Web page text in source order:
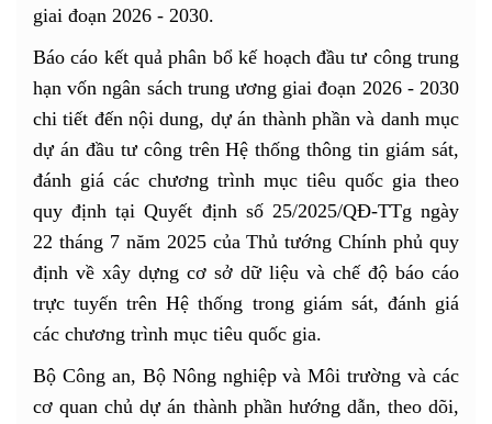
giai đoạn 2026 - 2030.
Báo cáo kết quả phân bổ kế hoạch đầu tư công trung
hạn vốn ngân sách trung ương giai đoạn 2026 - 2030
chi tiết đến nội dung, dự án thành phần và danh mục
dự án đầu tư công trên Hệ thống thông tin giám sát,
đánh giá các chương trình mục tiêu quốc gia theo
quy định tại Quyết định số 25/2025/QĐ-TTg ngày
22 tháng 7 năm 2025 của Thủ tướng Chính phủ quy
định về xây dựng cơ sở dữ liệu và chế độ báo cáo
trực tuyến trên Hệ thống trong giám sát, đánh giá
các chương trình mục tiêu quốc gia.
Bộ Công an, Bộ Nông nghiệp và Môi trường và các
cơ quan chủ dự án thành phần hướng dẫn, theo dõi,